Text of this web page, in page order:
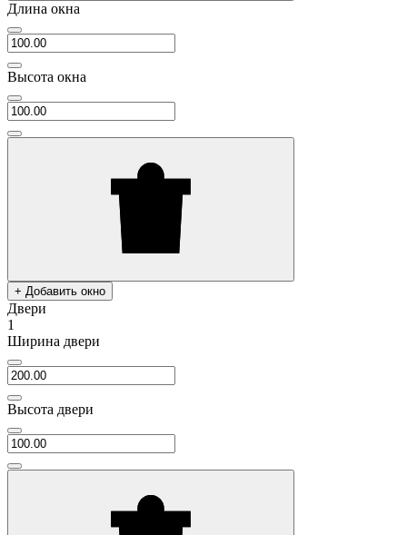
Длина окна
Высота окна
+ Добавить окно
Двери
1
Ширина двери
Высота двери